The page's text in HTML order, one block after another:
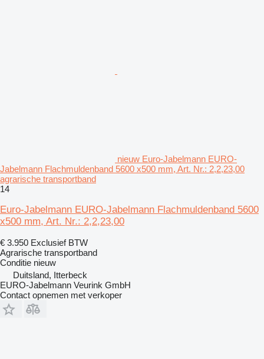
nieuw Euro-Jabelmann EURO-
Jabelmann Flachmuldenband 5600 x500 mm, Art. Nr.: 2,2,23,00
agrarische transportband
14
Euro-Jabelmann EURO-Jabelmann Flachmuldenband 5600
x500 mm, Art. Nr.: 2,2,23,00
€ 3.950 Exclusief BTW
Agrarische transportband
Conditie nieuw
Duitsland, Itterbeck
EURO-Jabelmann Veurink GmbH
Contact opnemen met verkoper